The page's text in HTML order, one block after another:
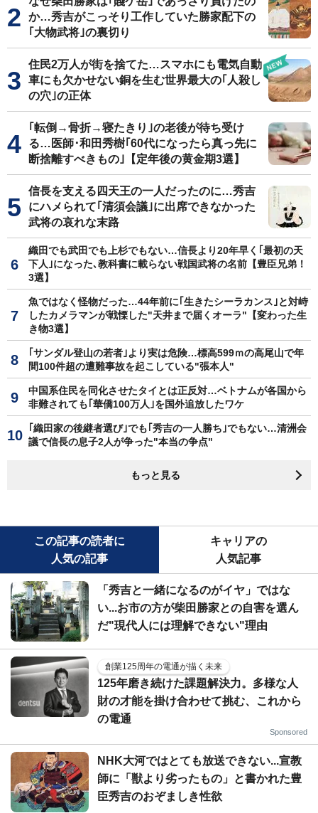
か…秀吉がこっそり工作していた勝家配下の
｢大物武将｣の裏切り
住民2万人が街を捨てた…スマホにも電気自動
車にも欠かせない銅を生む世界最大の｢人殺し
の穴｣の正体
｢転倒→骨折→寝たきり｣の老後が待ち受け
る…医師･和田秀樹｢60代になったら真っ先に
断捨離すべきもの｣【定年後の黄金期3選】
信長を支える四天王の一人だったのに…秀吉
にハメられて｢清須会議｣に出席できなかった
武将の哀れな末路
織田でも武田でも上杉でもない…信長より20年早く｢最初の天
下人｣になった､教科書に載らない戦国武将の名前【豊臣兄弟！
3選】
魚ではなく怪物だった…44年前に｢生きたシーラカンス｣と対峙
したカメラマンが戦慄した"天井まで届くオーラ"【変わった生
き物3選】
｢サンダル登山の若者｣より実は危険…標高599ｍの高尾山で年
間100件超の遭難事故を起こしている"張本人"
中国系住民を同化させたタイとは正反対…ベトナムが各国から
非難されても｢華僑100万人｣を国外追放したワケ
｢織田家の後継者選び｣でも｢秀吉の一人勝ち｣でもない…清洲会
議で信長の息子2人が争った"本当の争点"
もっと見る
この記事の読者に
人気の記事
キャリアの
人気記事
「秀吉と一緒になるのがイヤ」ではな
い...お市の方が柴田勝家との自害を選ん
だ"現代人には理解できない"理由
創業125周年の電通が描く未来
125年磨き続けた課題解決力。多様な人
財の才能を掛け合わせて挑む、これから
の電通
Sponsored
NHK大河ではとても放送できない...宣教
師に「獣より劣ったもの」と書かれた豊
臣秀吉のおぞましき性欲